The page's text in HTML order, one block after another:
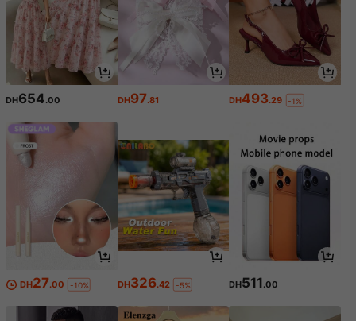
DH654.00 DH97.81 DH493.29 -1%
DH27.00 -10% DH326.42 -5% DH511.00